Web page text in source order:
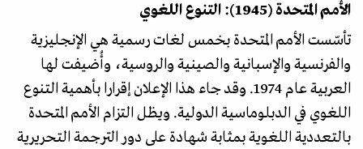
الأمم المتحدة (1945): التنوع اللغوي
تأسّست الأمم المتحدة بخمس لغات رسمية هي الإنجليزية
والفرنسية والإسبانية والصينية والروسية، وأُضيفت لها
العربية عام 1974. وقد جاء هذا الإعلان إقرارا بأهمية التنوع
اللغوي في الدبلوماسية الدولية. ويظل التزام الأمم المتحدة
بالتعددية اللغوية بمثابة شهادة على دور الترجمة التحريرية